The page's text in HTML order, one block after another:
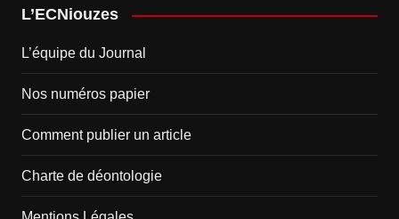
L’ECNiouzes
L’équipe du Journal
Nos numéros papier
Comment publier un article
Charte de déontologie